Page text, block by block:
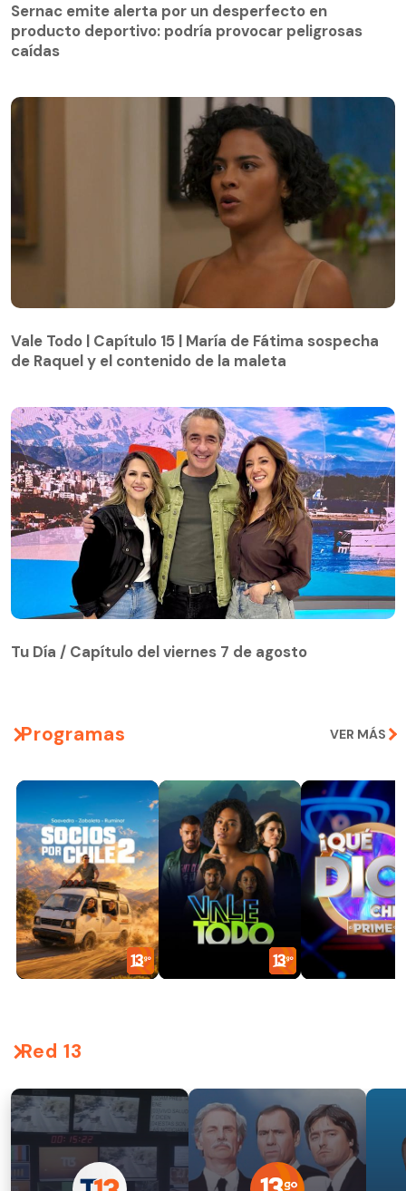
Sernac emite alerta por un desperfecto en
producto deportivo: podría provocar peligrosas
caídas
de Raquel y el contenido de la maleta
Vale Todo | Capítulo 15 | María de Fátima sospecha
de Raquel y el contenido de la maleta
Tu Día / Capítulo del viernes 7 de agosto
Programas VER MÁS
Red 13